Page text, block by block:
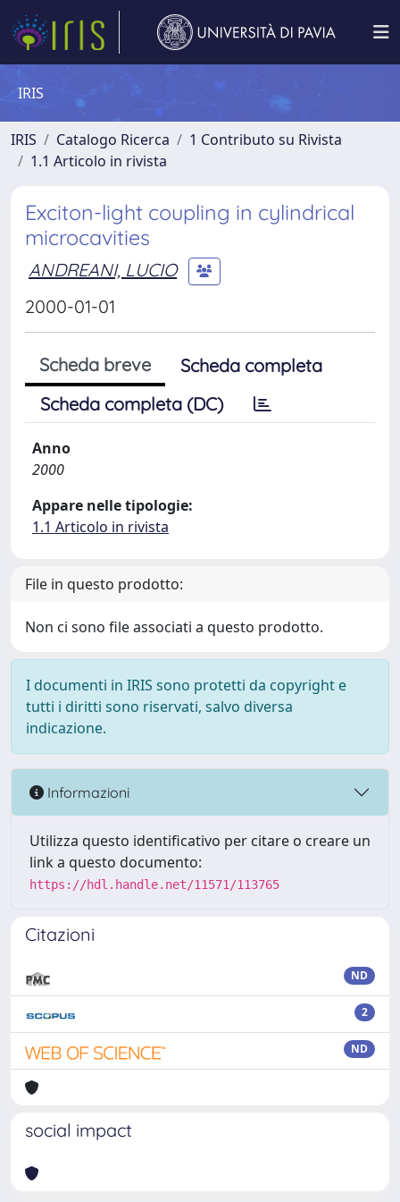
IRIS
IRIS Catalogo Ricerca
1 Contributo su Rivista
1.1 Articolo in rivista
Exciton-light coupling in cylindrical
microcavities
ANDREANI, LUCIO
2000-01-01
Scheda breve
Scheda completa
Scheda completa (DC)
Anno
2000
Appare nelle tipologie:
1.1 Articolo in rivista
File in questo prodotto:
Non ci sono file associati a questo prodotto.
I documenti in IRIS sono protetti da copyright e
tutti i diritti sono riservati, salvo diversa
indicazione.
Informazioni
Utilizza questo identificativo per citare o creare un
link a questo documento:
https://hdl.handle.net/11571/113765
Citazioni
ND
2
ND
social impact